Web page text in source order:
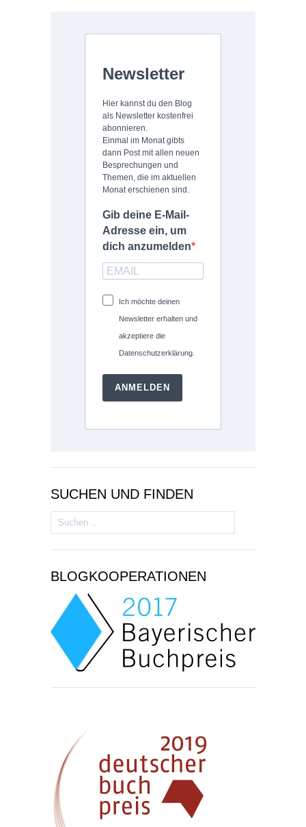
Newsletter
Hier kannst du den Blog
als Newsletter kostenfrei
abonnieren.
Einmal im Monat gibts
dann Post mit allen neuen
Besprechungen und
Themen, die im aktuellen
Monat erschienen sind.
Gib deine E-Mail-
Adresse ein, um
dich anzumelden
Ich möchte deinen
Newsletter erhalten und
akzeptiere die
Datenschutzerklärung.
ANMELDEN
SUCHEN UND FINDEN
Suchen
nach:
BLOGKOOPERATIONEN